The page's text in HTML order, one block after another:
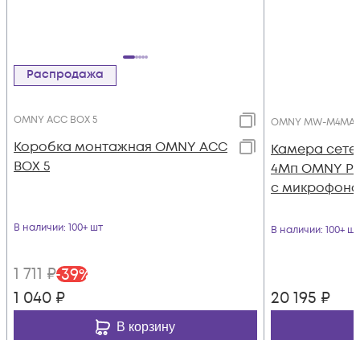
Распродажа
OMNY ACC BOX 5
Коробка монтажная OMNY ACC
BOX 5
В наличии: 100+ шт
1 711 ₽-39%
1 040 ₽
В корзину
OMNY MW-
Камера
4Мп OMNY
с
В наличии: 100+ шт
20 195 ₽